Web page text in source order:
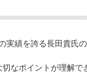
実績を誇る長田貴氏の
なポイントが理解で